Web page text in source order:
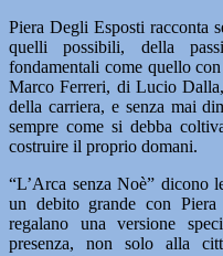
Piera Degli Esposti racconta
quelli possibili, della
fondamentali come quello
Marco Ferreri, di Lucio
della carriera, e senza mai
sempre come si debba
costruire il proprio domani.
“L’Arca senza Noè” dicono
un debito grande con
regalano una versione
presenza, non solo alla